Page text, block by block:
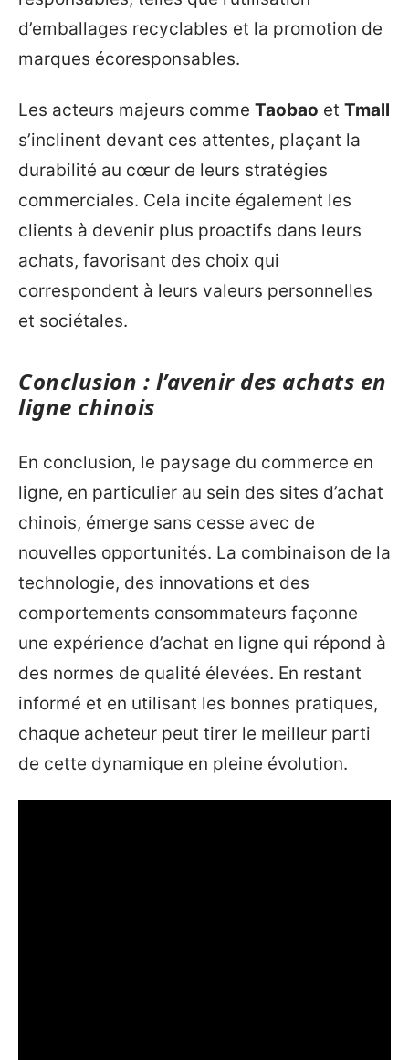
d’emballages recyclables et la promotion de
marques écoresponsables.
Les acteurs majeurs comme Taobao et Tmall
s’inclinent devant ces attentes, plaçant la
durabilité au cœur de leurs stratégies
commerciales. Cela incite également les
clients à devenir plus proactifs dans leurs
achats, favorisant des choix qui
correspondent à leurs valeurs personnelles
et sociétales.
Conclusion : l’avenir des achats en
ligne chinois
En conclusion, le paysage du commerce en
ligne, en particulier au sein des sites d’achat
chinois, émerge sans cesse avec de
nouvelles opportunités. La combinaison de la
technologie, des innovations et des
comportements consommateurs façonne
une expérience d’achat en ligne qui répond à
des normes de qualité élevées. En restant
informé et en utilisant les bonnes pratiques,
chaque acheteur peut tirer le meilleur parti
de cette dynamique en pleine évolution.